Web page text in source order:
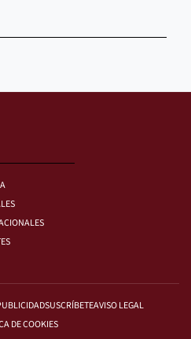
SUSCRÍBETEAVISO LEGAL
DE COOKIES